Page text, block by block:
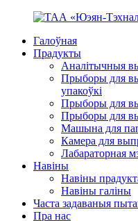
Галоўная
Прадукты
Аналітычныя
Прыборы для
упакоўкі
Прыборы для
Прыборы для
Машына для
Камера для
Лабараторная
Навіны
Навіны
Навіны галіны
Часта задаваныя
Пра нас